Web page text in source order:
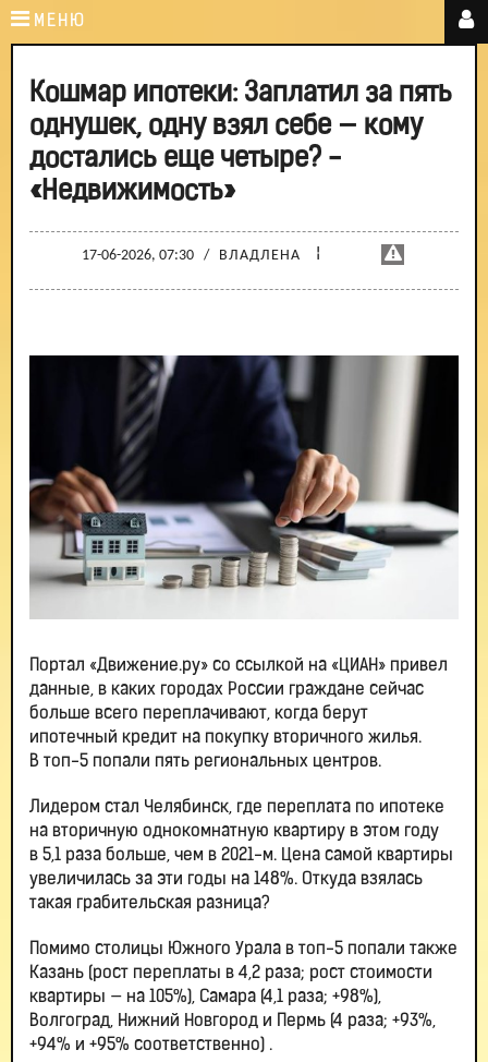
МЕНЮ
Кошмар ипотеки: Заплатил за пять
однушек, одну взял себе — кому
достались еще четыре? -
«Недвижимость»
17-06-2026, 07:30 / ВЛАДЛЕНА ¦
Портал «Движение.ру» со ссылкой на «ЦИАН» привел
данные, в каких городах России граждане сейчас
больше всего переплачивают, когда берут
ипотечный кредит на покупку вторичного жилья.
В топ-5 попали пять региональных центров.
Лидером стал Челябинск, где переплата по ипотеке
на вторичную однокомнатную квартиру в этом году
в 5,1 раза больше, чем в 2021-м. Цена самой квартиры
увеличилась за эти годы на 148%. Откуда взялась
такая грабительская разница?
Помимо столицы Южного Урала в топ-5 попали также
Казань (рост переплаты в 4,2 раза; рост стоимости
квартиры — на 105%), Самара (4,1 раза; +98%),
Волгоград, Нижний Новгород и Пермь (4 раза; +93%,
+94% и +95% соответственно) .